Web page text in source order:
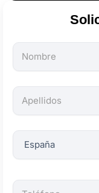
Todos
los
son
obligatorios.